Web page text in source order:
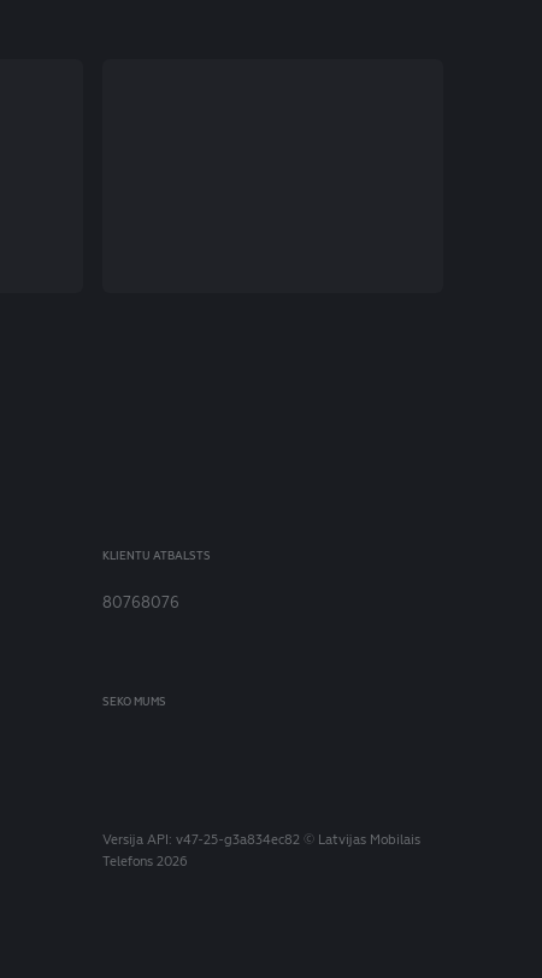
KLIENTU ATBALSTS
80768076
SEKO MUMS
Versija API: v47-25-g3a834ec82© Latvijas Mobilais
Telefons 2026